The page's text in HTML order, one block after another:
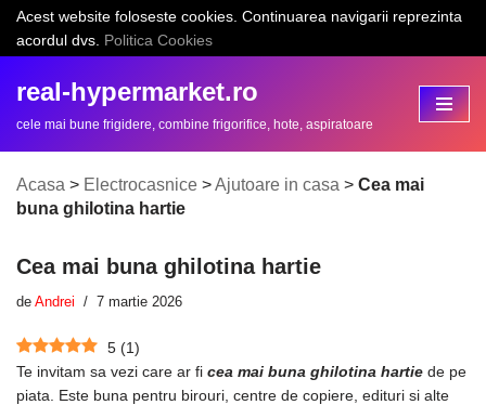
Sari
conținut
Acest website foloseste cookies. Continuarea navigarii reprezinta
acordul dvs. Politica Cookies
real-hypermarket.ro
cele mai bune frigidere, combine frigorifice, hote, aspiratoare
Acasa > Electrocasnice >Ajutoare in casa > Cea mai
buna ghilotina hartie
Cea mai buna ghilotina hartie
de Andrei 7 martie 2026
5 (1)
Te invitam sa vezi care ar fi cea mai buna ghilotina hartie de pe
piata. Este buna pentru birouri, centre de copiere, edituri si alte